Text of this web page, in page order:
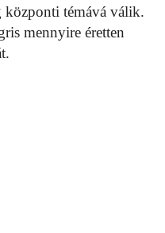
központi témává válik.
mennyire éretten